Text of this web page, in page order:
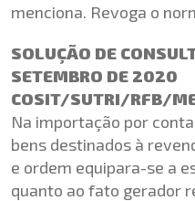
menciona. Revoga o
SOLUÇÃO DE
SETEMBRO DE 2020
COSIT/SUTRI/RFB/
Na importação por
bens destinados à
e ordem equipara-se a
quanto ao fato gerador